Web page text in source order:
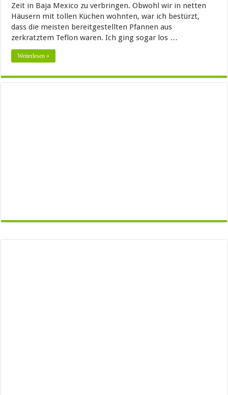
Zeit in Baja Mexico zu verbringen. Obwohl wir in netten
Häusern mit tollen Küchen wohnten, war ich bestürzt,
dass die meisten bereitgestellten Pfannen aus
zerkratztem Teflon waren. Ich ging sogar los …
Weiterlesen »